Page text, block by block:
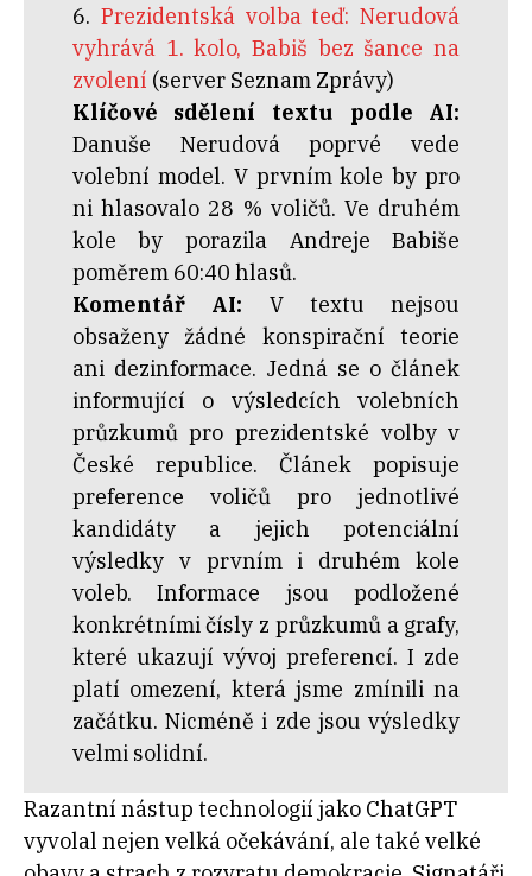
6. Prezidentská volba teď: Nerudová
vyhrává 1. kolo, Babiš bez šance na
zvolení (server Seznam Zprávy)
Klíčové sdělení textu podle AI:
Danuše Nerudová poprvé vede
volební model. V prvním kole by pro
ni hlasovalo 28 % voličů. Ve druhém
kole by porazila Andreje Babiše
poměrem 60:40 hlasů.
Komentář AI: V textu nejsou
obsaženy žádné konspirační teorie
ani dezinformace. Jedná se o článek
informující o výsledcích volebních
průzkumů pro prezidentské volby v
České republice. Článek popisuje
preference voličů pro jednotlivé
kandidáty a jejich potenciální
výsledky v prvním i druhém kole
voleb. Informace jsou podložené
konkrétními čísly z průzkumů a grafy,
které ukazují vývoj preferencí. I zde
platí omezení, která jsme zmínili na
začátku. Nicméně i zde jsou výsledky
velmi solidní.
Razantní nástup technologií jako ChatGPT
vyvolal nejen velká očekávání, ale také velké